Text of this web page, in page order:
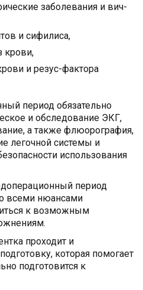
заболевания и вич-
и сифилиса,
крови,
и резус-фактора
период обязательно
и обследование ЭКГ,
а также флюорография,
легочной системы и
использования
период
всеми нюансами
к возможным
проходит и
которая помогает
подготовится к